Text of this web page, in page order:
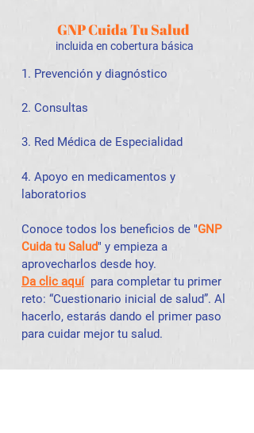
GNP Cuida Tu Salud
incluida en cobertura básica
1. Prevención y diagnóstico
2. Consultas
3. Red Médica de Especialidad
4. Apoyo en medicamentos y
laboratorios
Conoce todos los beneficios de "GNP
Cuida tu Salud" y empieza a
aprovecharlos desde hoy.
Da clic aquí para completar tu primer
reto: “Cuestionario inicial de salud”. Al
hacerlo, estarás dando el primer paso
para cuidar mejor tu salud.